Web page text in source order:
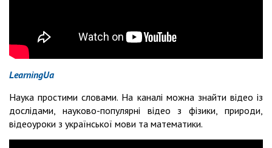
LearningUa
Наука простими словами. На каналі можна знайти відео із
дослідами, науково-популярні відео з фізики, природи,
відеоуроки з української мови та математики.